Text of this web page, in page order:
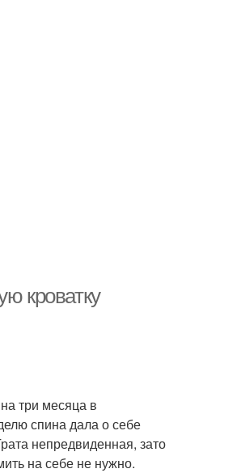
кроватку
три месяца в
спина дала о себе
непредвиденная, зато
на себе не нужно.